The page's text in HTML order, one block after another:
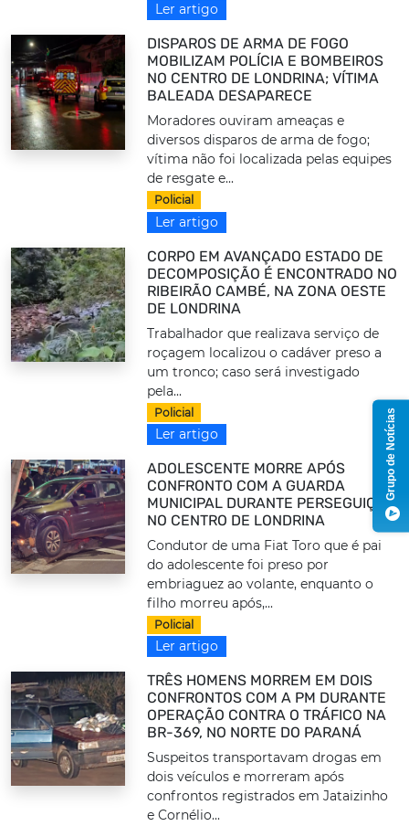
Ler artigo
DISPAROS DE ARMA DE FOGO
MOBILIZAM POLÍCIA E BOMBEIROS
NO CENTRO DE LONDRINA; VÍTIMA
BALEADA DESAPARECE
Moradores ouviram ameaças e
diversos disparos de arma de fogo;
vítima não foi localizada pelas equipes
de resgate e...
Policial
Ler artigo
CORPO EM AVANÇADO ESTADO DE
DECOMPOSIÇÃO É ENCONTRADO NO
RIBEIRÃO CAMBÉ, NA ZONA OESTE
DE LONDRINA
Trabalhador que realizava serviço de
roçagem localizou o cadáver preso a
um tronco; caso será investigado
pela...
Policial
Ler artigo
ADOLESCENTE MORRE APÓS
CONFRONTO COM A GUARDA
MUNICIPAL DURANTE PERSEGUIÇÃO
NO CENTRO DE LONDRINA
Condutor de uma Fiat Toro que é pai
do adolescente foi preso por
embriaguez ao volante, enquanto o
filho morreu após,...
Policial
Ler artigo
TRÊS HOMENS MORREM EM DOIS
CONFRONTOS COM A PM DURANTE
OPERAÇÃO CONTRA O TRÁFICO NA
BR-369, NO NORTE DO PARANÁ
Suspeitos transportavam drogas em
dois veículos e morreram após
confrontos registrados em Jataizinho
e Cornélio...
Grupo de Notícias